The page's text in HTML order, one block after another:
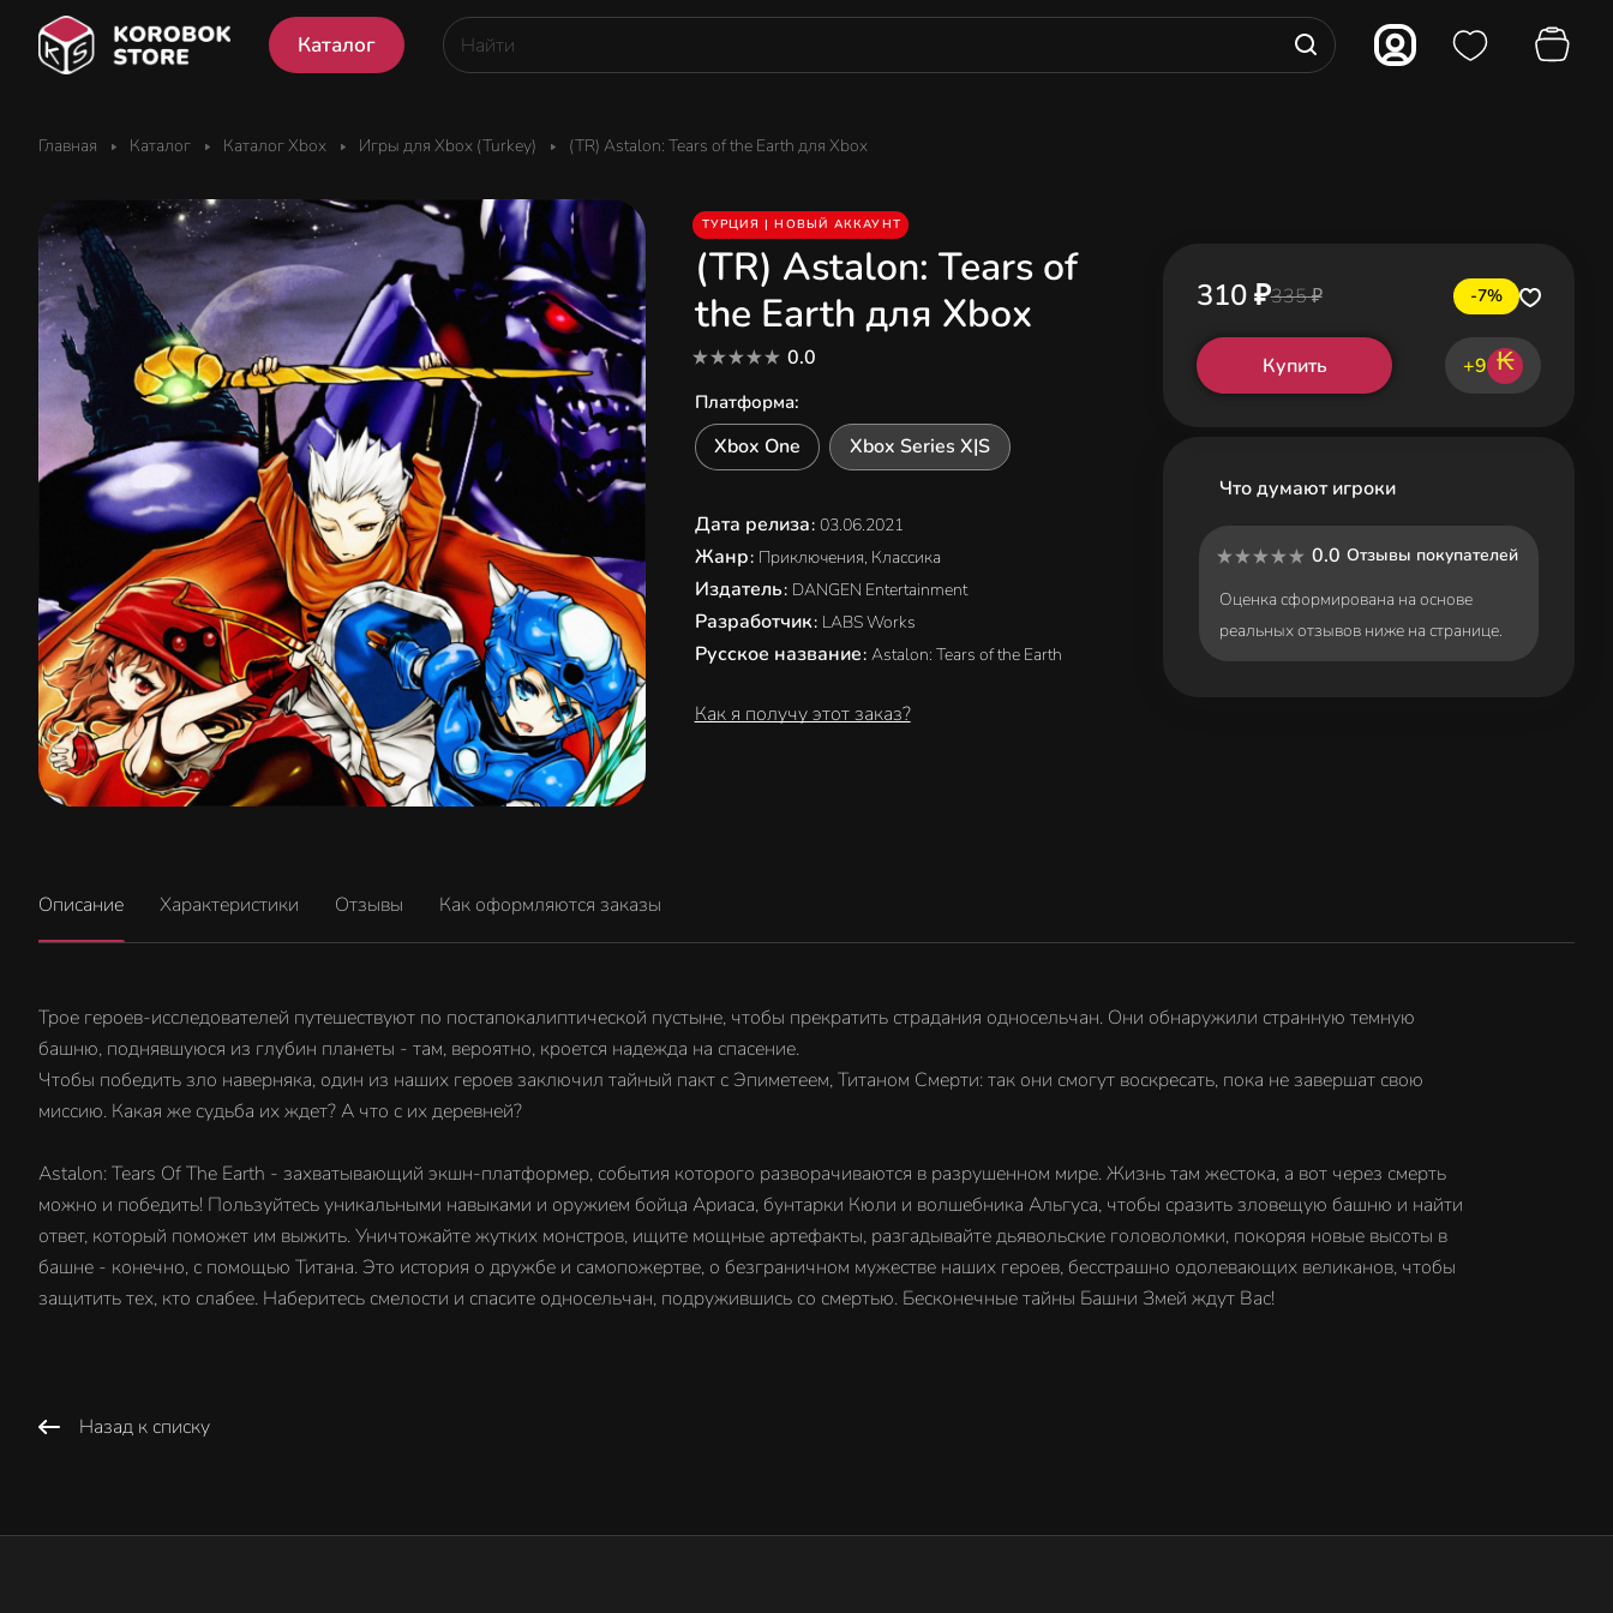
Каталог
Главная Каталог Каталог Xbox Игры для Xbox (Turkey) (TR) Astalon: Tears of the Earth для Xbox
ТУРЦИЯ | НОВЫЙ АККАУНТ
(TR) Astalon: Tears of
the Earth для Xbox
0.0
Платформа:
Xbox One Xbox Series X|S
Дата релиза: 03.06.2021
Жанр: Приключения, Классика
Издатель: DANGEN Entertainment
Разработчик: LABS Works
Русское название: Astalon: Tears of the Earth
Как я получу этот заказ?
310 ₽335 ₽ -7%
Купить +9 ₭
Что думают игроки
0.0 Отзывы покупателей
Оценка сформирована на основе
реальных отзывов ниже на странице.
Описание Характеристики Отзывы Как оформляются заказы
Трое героев-исследователей путешествуют по постапокалиптической пустыне, чтобы прекратить страдания односельчан. Они обнаружили странную темную
башню, поднявшуюся из глубин планеты - там, вероятно, кроется надежда на спасение.
Чтобы победить зло наверняка, один из наших героев заключил тайный пакт с Эпиметеем, Титаном Смерти: так они смогут воскресать, пока не завершат свою
миссию. Какая же судьба их ждет? А что с их деревней?
Astalon: Tears Of The Earth - захватывающий экшн-платформер, события которого разворачиваются в разрушенном мире. Жизнь там жестока, а вот через смерть
можно и победить! Пользуйтесь уникальными навыками и оружием бойца Ариаса, бунтарки Кюли и волшебника Альгуса, чтобы сразить зловещую башню и найти
ответ, который поможет им выжить. Уничтожайте жутких монстров, ищите мощные артефакты, разгадывайте дьявольские головоломки, покоряя новые высоты в
башне - конечно, с помощью Титана. Это история о дружбе и самопожертве, о безграничном мужестве наших героев, бесстрашно одолевающих великанов, чтобы
защитить тех, кто слабее. Наберитесь смелости и спасите односельчан, подружившись со смертью. Бесконечные тайны Башни Змей ждут Вас!
Назад к списку